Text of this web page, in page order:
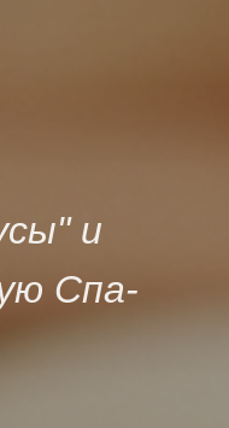
и
Спа-